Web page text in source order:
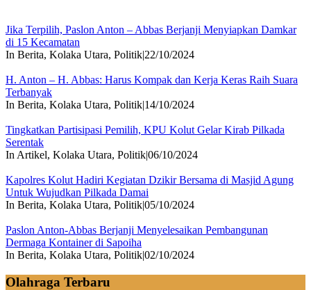
Jika Terpilih, Paslon Anton – Abbas Berjanji Menyiapkan Damkar
di 15 Kecamatan
In Berita, Kolaka Utara, Politik|22/10/2024
H. Anton – H. Abbas: Harus Kompak dan Kerja Keras Raih Suara
Terbanyak
In Berita, Kolaka Utara, Politik|14/10/2024
Tingkatkan Partisipasi Pemilih, KPU Kolut Gelar Kirab Pilkada
Serentak
In Artikel, Kolaka Utara, Politik|06/10/2024
Kapolres Kolut Hadiri Kegiatan Dzikir Bersama di Masjid Agung
Untuk Wujudkan Pilkada Damai
In Berita, Kolaka Utara, Politik|05/10/2024
Paslon Anton-Abbas Berjanji Menyelesaikan Pembangunan
Dermaga Kontainer di Sapoiha
In Berita, Kolaka Utara, Politik|02/10/2024
Olahraga Terbaru